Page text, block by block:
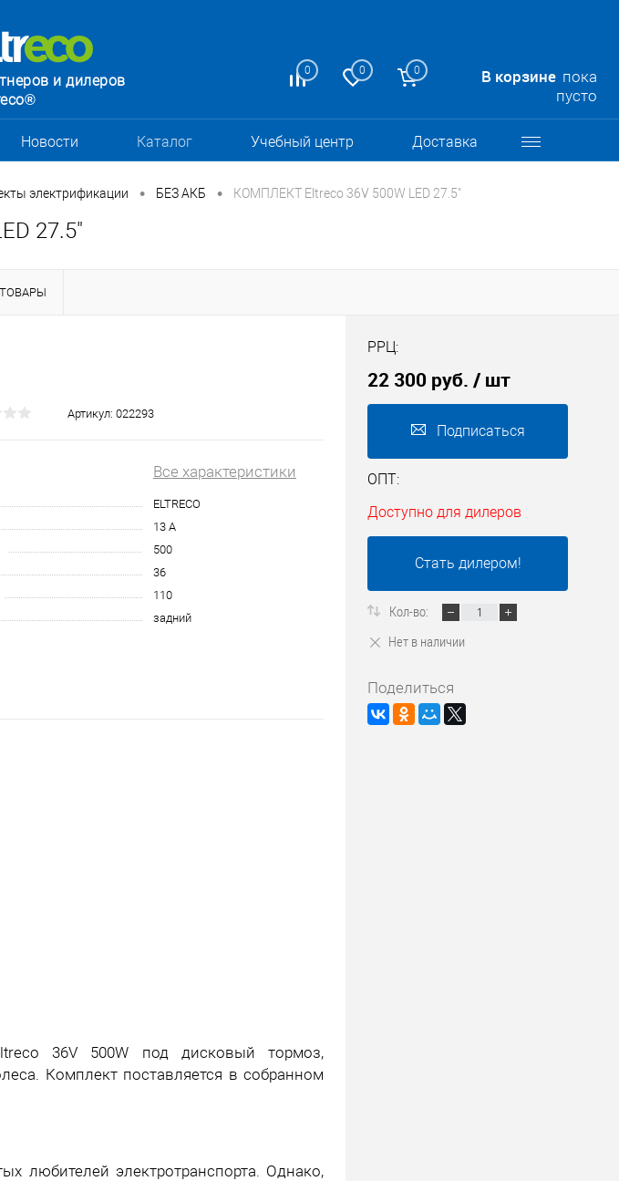
0 0 0 В корзине пока
пусто
и дилеров
Новости Каталог Учебный центр Доставка
электрификации • БЕЗ АКБ • КОМПЛЕКТ Eltreco 36V 500W LED 27.5"
27.5"
Артикул: 022293
Все характеристики
ELTRECO
13 A
500
36
110
задний
36V 500W под дисковый тормоз,
Комплект поставляется в собранном
любителей электротранспорта. Однако,
РРЦ:
22 300 руб. / шт
Подписаться
ОПТ:
Доступно для дилеров
Стать дилером!
Кол-во:
Нет в наличии
Поделиться